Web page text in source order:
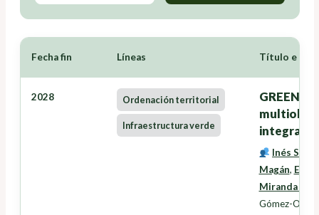
Fecha fin Líneas Título e
2028 Ordenación territorial
Infraestructura verde
Inés
Magán,
Miranda
Gómez-